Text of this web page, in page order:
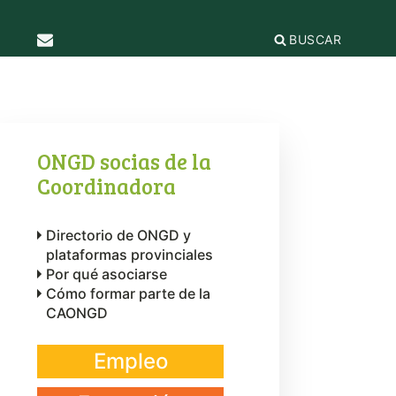
BUSCAR
COORDINADORA
por la solidaridad
la ciudadanía global
DE LA
Incidencia
de Compras
ONGD socias de la
Coordinadora
Directorio de ONGD y
plataformas provinciales
Por qué asociarse
Cómo formar parte de la
CAONGD
Empleo